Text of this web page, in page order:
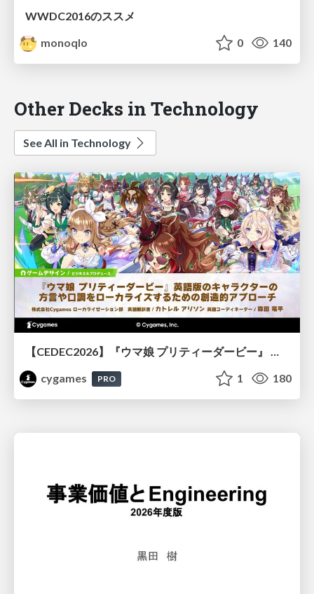
WWDC2016のススメ
monoqlo
0 140
Other Decks in Technology
See All in Technology
【CEDEC2026】『ウマ娘 プリティーダービー』 英語版のキャラクターの方言や口調をローカライズするための創造的アプローチ
cygames
PRO 1 180